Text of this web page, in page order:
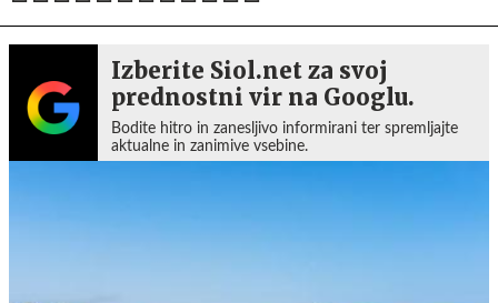
Izberite Siol.net za svoj
prednostni vir na Googlu.
Bodite hitro in zanesljivo informirani ter spremljajte
aktualne in zanimive vsebine.